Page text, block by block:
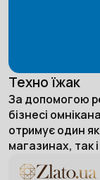
Техно їжак
За допомогою
бізнесі
отримує один
магазинах, так